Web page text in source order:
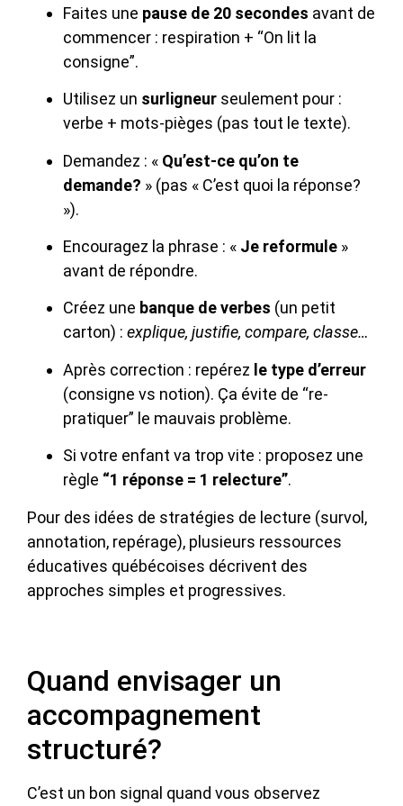
Faites une pause de 20 secondes avant de
commencer : respiration + “On lit la
consigne”.
Utilisez un surligneur seulement pour :
verbe + mots-pièges (pas tout le texte).
Demandez : « Qu’est-ce qu’on te
demande? » (pas « C’est quoi la réponse?
»).
Encouragez la phrase : « Je reformule »
avant de répondre.
Créez une banque de verbes (un petit
carton) : explique, justifie, compare, classe…
Après correction : repérez le type d’erreur
(consigne vs notion). Ça évite de “re-
pratiquer” le mauvais problème.
Si votre enfant va trop vite : proposez une
règle “1 réponse = 1 relecture”.
Pour des idées de stratégies de lecture (survol,
annotation, repérage), plusieurs ressources
éducatives québécoises décrivent des
approches simples et progressives.
Quand envisager un
accompagnement
structuré?
C’est un bon signal quand vous observez